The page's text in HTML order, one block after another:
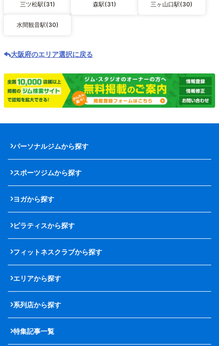
三ツ松駅(31) 森駅(31) 三ヶ山口駅(30)
水間観音駅(30)
大阪府のエリア選択に戻る
パーソナルジムから探す
スポーツジムから探す
ヨガから探す
ピラティスから探す
フィットネスクラブから探す
エリアから探す
系列店から探す
特集記事一覧